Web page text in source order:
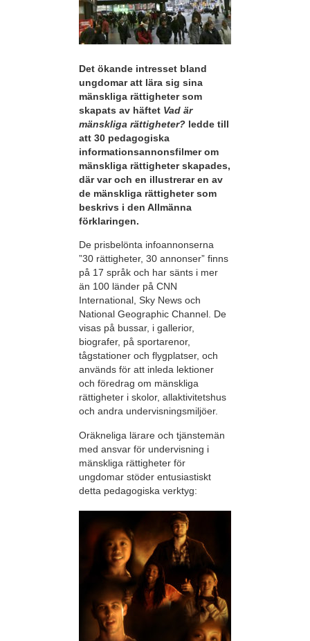
Det ökande intresset bland
ungdomar att lära sig sina
mänskliga rättigheter som
skapats av häftet Vad är
mänskliga rättigheter? ledde till
att 30 pedagogiska
informationsannonsfilmer om
mänskliga rättigheter skapades,
där var och en illustrerar en av
de mänskliga rättigheter som
beskrivs i den Allmänna
förklaringen.
De prisbelönta infoannonserna
”30 rättigheter, 30 annonser” finns
på 17 språk och har sänts i mer
än 100 länder på CNN
International, Sky News och
National Geographic Channel. De
visas på bussar, i gallerior,
biografer, på sportarenor,
tågstationer och flygplatser, och
används för att inleda lektioner
och föredrag om mänskliga
rättigheter i skolor, allaktivitetshus
och andra undervisningsmiljöer.
Oräkneliga lärare och tjänstemän
med ansvar för undervisning i
mänskliga rättigheter för
ungdomar stöder entusiastiskt
detta pedagogiska verktyg: